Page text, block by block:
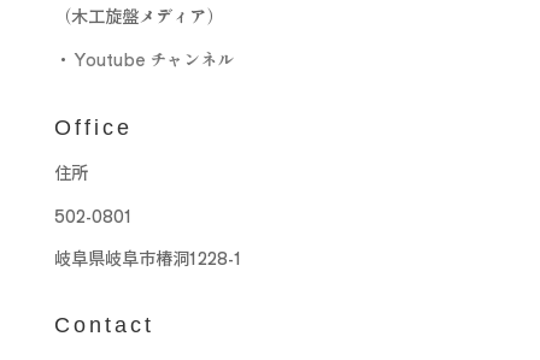
（木工旋盤メディア）
・ Youtube チャンネル
Office
住所
502-0801
岐阜県岐阜市椿洞1228-1
Contact